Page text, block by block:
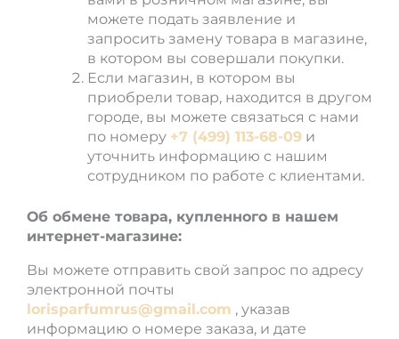
можете подать заявление и
запросить замену товара в магазине,
в котором вы совершали покупки.
Если магазин, в котором вы
приобрели товар, находится в другом
городе, вы можете связаться с нами
по номеру +7 (499) 113-68-09 и
уточнить информацию с нашим
сотрудником по работе с клиентами.
Об обмене товара, купленного в нашем
интернет-магазине:
Вы можете отправить свой запрос по адресу
электронной почты
lorisparfumrus@gmail.com , указав
информацию о номере заказа, и дате